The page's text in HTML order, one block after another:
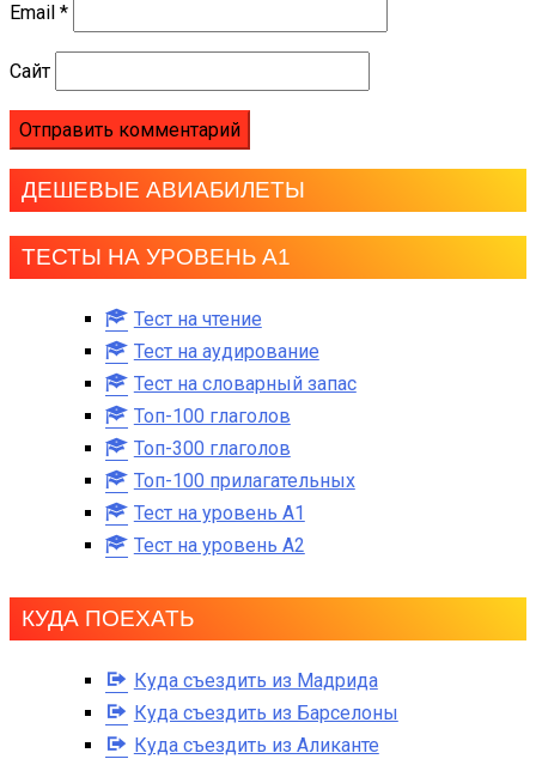
Email *
Сайт
ДЕШЕВЫЕ АВИАБИЛЕТЫ
ТЕСТЫ НА УРОВЕНЬ А1
Тест на чтение
Тест на аудирование
Тест на словарный запас
Топ-100 глаголов
Топ-300 глаголов
Топ-100 прилагательных
Тест на уровень A1
Тест на уровень A2
КУДА ПОЕХАТЬ
Куда съездить из Мадрида
Куда съездить из Барселоны
Куда съездить из Аликанте